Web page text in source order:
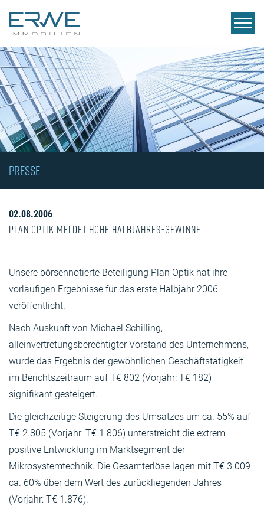
PRESSE
02.08.2006
Plan Optik meldet hohe Halbjahres-Gewinne
Unsere börsennotierte Beteiligung Plan Optik hat ihre
vorläufigen Ergebnisse für das erste Halbjahr 2006
veröffentlicht.
Nach Auskunft von Michael Schilling,
alleinvertretungsberechtigter Vorstand des Unternehmens,
wurde das Ergebnis der gewöhnlichen Geschäftstätigkeit
im Berichtszeitraum auf T€ 802 (Vorjahr: T€ 182)
signifikant gesteigert.
Die gleichzeitige Steigerung des Umsatzes um ca. 55% auf
T€ 2.805 (Vorjahr: T€ 1.806) unterstreicht die extrem
positive Entwicklung im Marktsegment der
Mikrosystemtechnik. Die Gesamterlöse lagen mit T€ 3.009
ca. 60% über dem Wert des zurückliegenden Jahres
(Vorjahr: T€ 1.876).